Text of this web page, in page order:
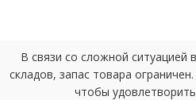
В связи со сложной ситуацией
складов, запас товара
чтобы